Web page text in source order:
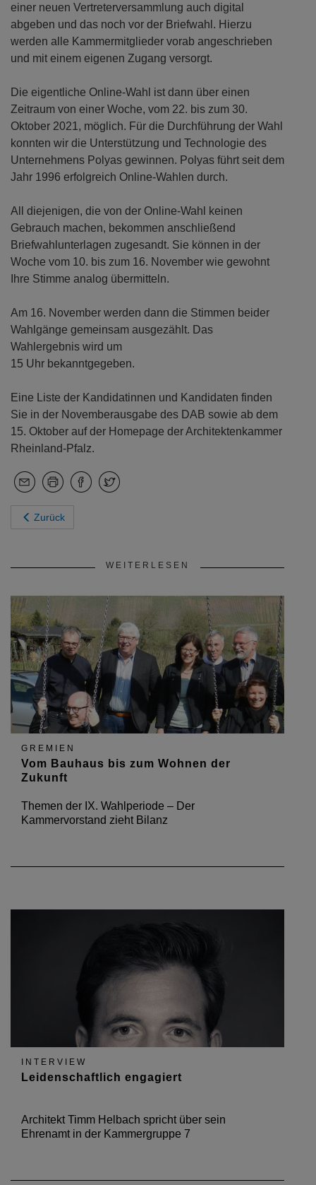
einer neuen Vertreterversammlung auch digital
abgeben und das noch vor der Briefwahl. Hierzu
werden alle Kammermitglieder vorab angeschrieben
und mit einem eigenen Zugang versorgt.
Die eigentliche Online-Wahl ist dann über einen
Zeitraum von einer Woche, vom 22. bis zum 30.
Oktober 2021, möglich. Für die Durchführung der Wahl
konnten wir die Unterstützung und Technologie des
Unternehmens Polyas gewinnen. Polyas führt seit dem
Jahr 1996 erfolgreich Online-Wahlen durch.
All diejenigen, die von der Online-Wahl keinen
Gebrauch machen, bekommen anschließend
Briefwahlunterlagen zugesandt. Sie können in der
Woche vom 10. bis zum 16. November wie gewohnt
Ihre Stimme analog übermitteln.
Am 16. November werden dann die Stimmen beider
Wahlgänge gemeinsam ausgezählt. Das
Wahlergebnis wird um
15 Uhr bekanntgegeben.
Eine Liste der Kandidatinnen und Kandidaten finden
Sie in der Novemberausgabe des DAB sowie ab dem
15. Oktober auf der Homepage der Architektenkammer
Rheinland-Pfalz.
Zurück
WEITERLESEN
GREMIEN
Vom Bauhaus bis zum Wohnen der
Zukunft
Themen der IX. Wahlperiode – Der
Kammervorstand zieht Bilanz
INTERVIEW
Leidenschaftlich engagiert
Architekt Timm Helbach spricht über sein
Ehrenamt in der Kammergruppe 7